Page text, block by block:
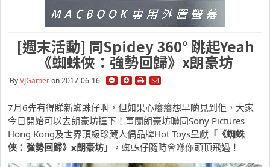
[週末活動] 同Spidey 360° 跳起Yeah
《蜘蛛俠：強勢回歸》x朗豪坊
ByVJGameron 2017-06-16
7月6先有得睇新蜘蛛仔啊，但如果心癢癢想早啲見到佢，大家
今日開始可以去朗豪坊撞下！事關朗豪坊聯同Sony Pictures
Hong Kong及世界頂級珍藏人偶品牌Hot Toys呈獻 「 《蜘蛛
俠：強勢回歸》x朗豪坊」
，蜘蛛仔隨時會喺你頭頂飛過！